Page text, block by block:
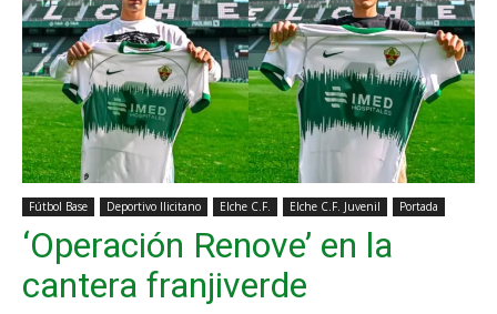
Fútbol Base Deportivo Ilicitano Elche C.F. Elche C.F. Juvenil Portada
‘Operación Renove’ en la
cantera franjiverde